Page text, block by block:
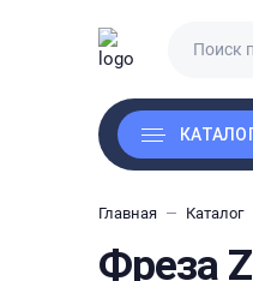
Главная Каталог
Фреза